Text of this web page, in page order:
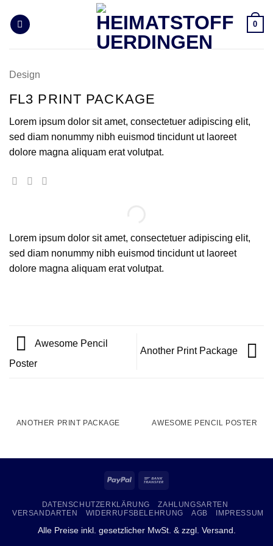
Inhalt
springen
0
Design
FL3 PRINT PACKAGE
Lorem ipsum dolor sit amet, consectetuer adipiscing elit,
sed diam nonummy nibh euismod tincidunt ut laoreet
dolore magna aliquam erat volutpat.
Lorem ipsum dolor sit amet, consectetuer adipiscing elit,
sed diam nonummy nibh euismod tincidunt ut laoreet
dolore magna aliquam erat volutpat.
Awesome Pencil
Poster
Another Print Package
ANOTHER PRINT PACKAGE AWESOME PENCIL POSTER
PayPal
DATENSCHUTZERKLÄRUNG
ZAHLUNGSARTEN
VERSANDARTEN
WIDERRUFSBELEHRUNG AGB IMPRESSUM
Alle Preise inkl. gesetzlicher MwSt. & zzgl. Versand.